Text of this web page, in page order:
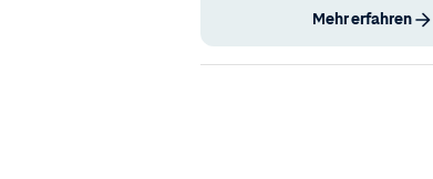
Mehr erfahren